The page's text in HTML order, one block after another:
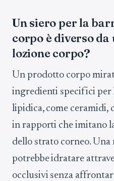
Un siero per la
corpo è diverso
lozione corpo?
Un prodotto corpo
ingredienti specifici per
lipidica, come ceramidi,
in rapporti che imitano
dello strato corneo.
potrebbe idratare
occlusivi senza